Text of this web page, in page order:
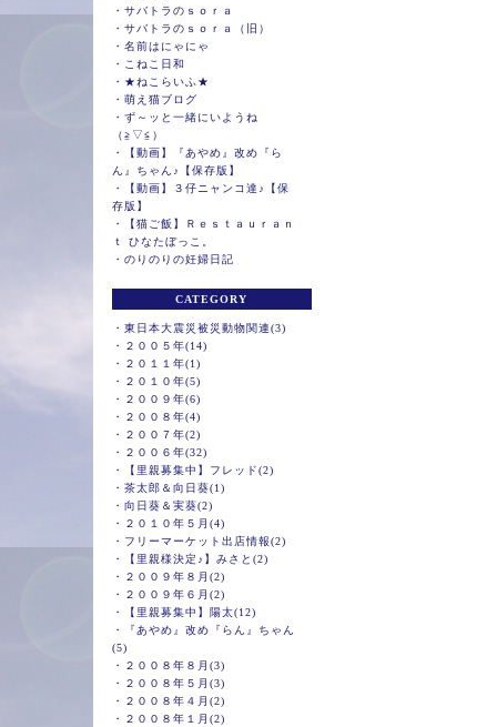
・ サバトラのｓｏｒａ
・ サバトラのｓｏｒａ（旧）
・ 名前はにゃにゃ
・
こねこ日和
・ ★ねこらいふ★
・ 萌え猫ブログ
・ ず～ッと一緒にいようね
（≧▽≦）
・
【動画】『あやめ』改め『ら
ん』ちゃん♪【保存版】
・
【動画】３仔ニャンコ達♪【保
存版】
・
【猫ご飯】Ｒｅｓｔａｕｒａｎ
ｔ ひなたぼっこ。
・ のりのりの妊婦日記
CATEGORY
・ 東日本大震災被災動物関連(3)
・
２００５年(14)
・
２０１１年(1)
・
２０１０年(5)
・
２００９年(6)
・
２００８年(4)
・
２００７年(2)
・
２００６年(32)
・
【里親募集中】フレッド(2)
・ 茶太郎＆向日葵(1)
・ 向日葵＆実葵(2)
・
２０１０年５月(4)
・ フリーマーケット出店情報(2)
・
【里親様決定♪】みさと(2)
・
２００９年８月(2)
・
２００９年６月(2)
・
【里親募集中】陽太(12)
・
『あやめ』改め『らん』ちゃん
(5)
・
２００８年８月(3)
・
２００８年５月(3)
・
２００８年４月(2)
・
２００８年１月(2)